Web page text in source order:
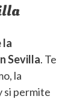
la
Sevilla. Te
la
si permite